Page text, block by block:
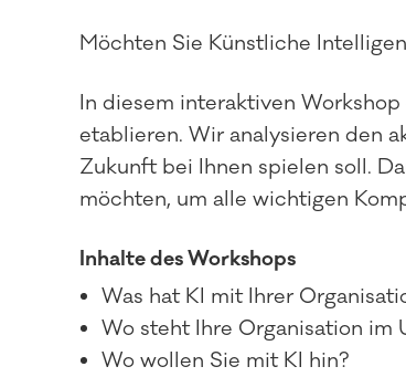
Möchten Sie Künstliche
In diesem interaktiven
etablieren. Wir analysieren den
Zukunft bei Ihnen spielen soll.
möchten, um alle wichtigen
Inhalte des Workshops
Was hat KI mit Ihrer
Wo steht Ihre Organisation im
Wo wollen Sie mit KI hin?